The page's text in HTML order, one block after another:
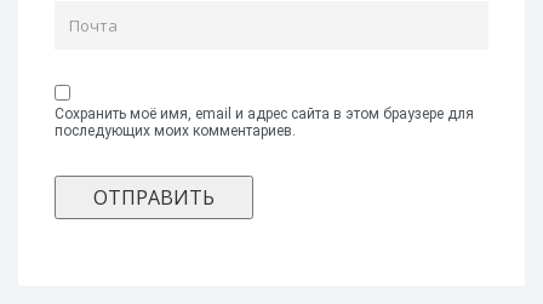
Сохранить моё имя, email и адрес сайта в этом браузере для
последующих моих комментариев.